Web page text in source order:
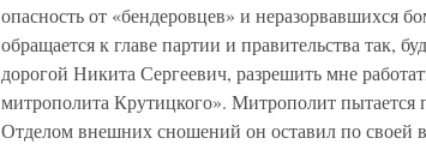
опасность от «бендеровцев» и неразорвавшихся
обращается к главе партии и правительства так,
дорогой Никита Сергеевич, разрешить мне
митрополита Крутицкого». Митрополит пытается
Отделом внешних сношений он оставил по своей